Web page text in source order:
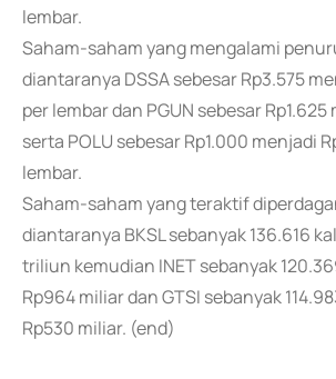
lembar.
Saham-saham yang mengalami
diantaranya DSSA sebesar Rp3.575
per lembar dan PGUN sebesar
serta POLU sebesar Rp1.000 menjadi
lembar.
Saham-saham yang teraktif
diantaranya BKSL sebanyak 136.616
triliun kemudian INET sebanyak
Rp964 miliar dan GTSI sebanyak
Rp530 miliar. (end)